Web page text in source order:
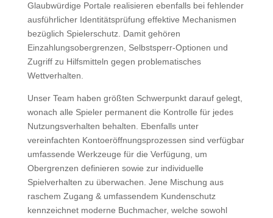
Glaubwürdige Portale realisieren ebenfalls bei fehlender
ausführlicher Identitätsprüfung effektive Mechanismen
bezüglich Spielerschutz. Damit gehören
Einzahlungsobergrenzen, Selbstsperr-Optionen und
Zugriff zu Hilfsmitteln gegen problematisches
Wettverhalten.
Unser Team haben größten Schwerpunkt darauf gelegt,
wonach alle Spieler permanent die Kontrolle für jedes
Nutzungsverhalten behalten. Ebenfalls unter
vereinfachten Kontoeröffnungsprozessen sind verfügbar
umfassende Werkzeuge für die Verfügung, um
Obergrenzen definieren sowie zur individuelle
Spielverhalten zu überwachen. Jene Mischung aus
raschem Zugang & umfassendem Kundenschutz
kennzeichnet moderne Buchmacher, welche sowohl